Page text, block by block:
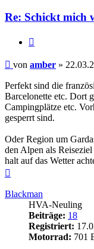
Re: Schickt mich
Beitrag
von amber »
Perfekt sind die
Barcelonette etc. Dort
Campingplätze etc.
gesperrt sind.
Oder Region um
den Alpen als
halt auf das Wetter
Blackman
HVA-Neuling
Beiträge: 18
Registriert:
Motorrad: 701